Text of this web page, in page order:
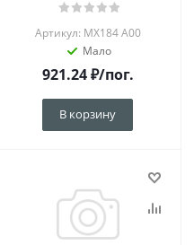
Артикул: MX184 A00
Мало
921.24₽/пог.
В корзину